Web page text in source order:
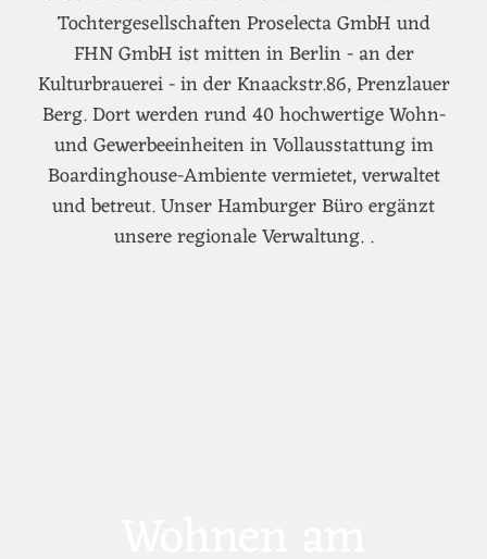
Tochtergesellschaften Proselecta GmbH und
FHN GmbH ist mitten in Berlin - an der
Kulturbrauerei - in der Knaackstr.86, Prenzlauer
Berg. Dort werden rund 40 hochwertige Wohn-
und Gewerbeeinheiten in Vollausstattung im
Boardinghouse-Ambiente vermietet, verwaltet
und betreut. Unser Hamburger Büro ergänzt
unsere regionale Verwaltung. .